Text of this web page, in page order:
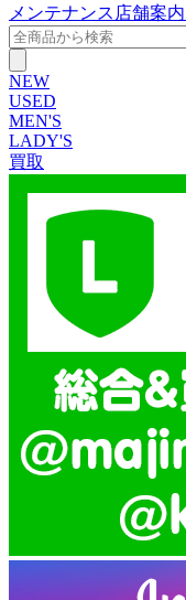
メンテナンス 店舗案内
NEW
USED
MEN'S
LADY'S
買取